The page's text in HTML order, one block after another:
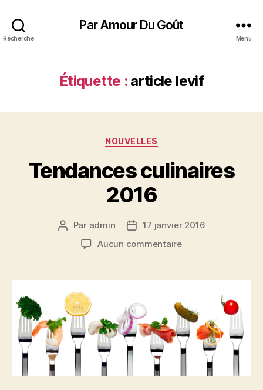
Recherche
Par Amour Du Goût
Menu
Étiquette : article levif
Catégories
NOUVELLES
Tendances culinaires
2016
Auteur
l’article
Par admin
Date17 janvier 2016
Aucun commentairesur
2016